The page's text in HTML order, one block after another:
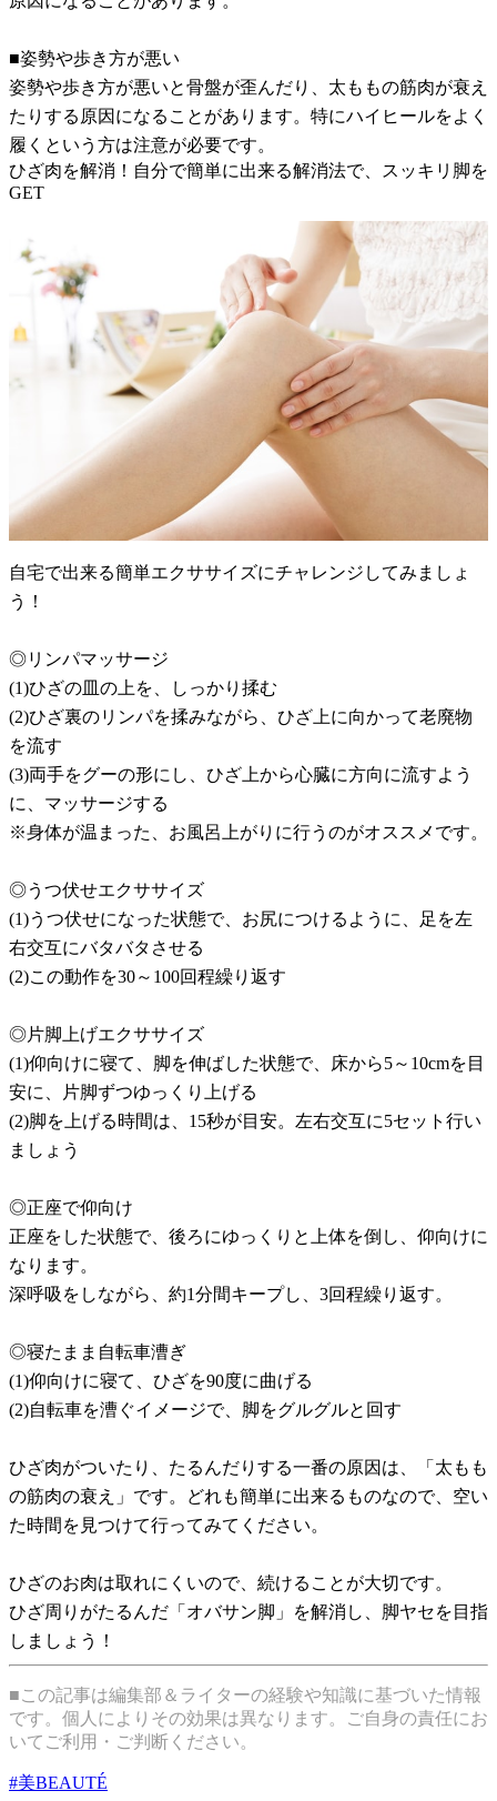
■姿勢や歩き方が悪い
姿勢や歩き方が悪いと骨盤が歪んだり、太ももの筋肉が衰え
たりする原因になることがあります。特にハイヒールをよく
履くという方は注意が必要です。
ひざ肉を解消！自分で簡単に出来る解消法で、スッキリ脚を
GET
自宅で出来る簡単エクササイズにチャレンジしてみましょ
う！
◎リンパマッサージ
(1)ひざの皿の上を、しっかり揉む
(2)ひざ裏のリンパを揉みながら、ひざ上に向かって老廃物
を流す
(3)両手をグーの形にし、ひざ上から心臓に方向に流すよう
に、マッサージする
※身体が温まった、お風呂上がりに行うのがオススメです。
◎うつ伏せエクササイズ
(1)うつ伏せになった状態で、お尻につけるように、足を左
右交互にバタバタさせる
(2)この動作を30～100回程繰り返す
◎片脚上げエクササイズ
(1)仰向けに寝て、脚を伸ばした状態で、床から5～10cmを目
安に、片脚ずつゆっくり上げる
(2)脚を上げる時間は、15秒が目安。左右交互に5セット行い
ましょう
◎正座で仰向け
正座をした状態で、後ろにゆっくりと上体を倒し、仰向けに
なります。
深呼吸をしながら、約1分間キープし、3回程繰り返す。
◎寝たまま自転車漕ぎ
(1)仰向けに寝て、ひざを90度に曲げる
(2)自転車を漕ぐイメージで、脚をグルグルと回す
ひざ肉がついたり、たるんだりする一番の原因は、「太もも
の筋肉の衰え」です。どれも簡単に出来るものなので、空い
た時間を見つけて行ってみてください。
ひざのお肉は取れにくいので、続けることが大切です。
ひざ周りがたるんだ「オバサン脚」を解消し、脚ヤセを目指
しましょう！
■この記事は編集部＆ライターの経験や知識に基づいた情報
です。個人によりその効果は異なります。ご自身の責任にお
いてご利用・ご判断ください。
#美BEAUTÉ